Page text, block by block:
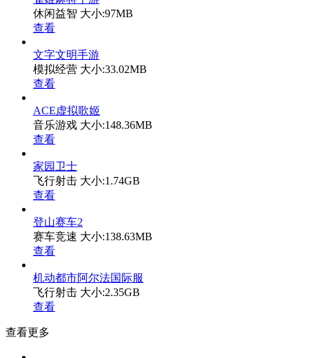
休闲益智 大小:97MB
查看
文字文明手游
模拟经营 大小:33.02MB
查看
ACE虚拟歌姬
音乐游戏 大小:148.36MB
查看
家园卫士
飞行射击 大小:1.74GB
查看
登山赛车2
赛车竞速 大小:138.63MB
查看
机动都市阿尔法国际服
飞行射击 大小:2.35GB
查看
查看更多